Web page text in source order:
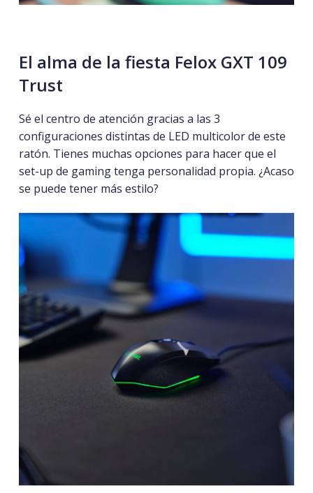
El alma de la fiesta Felox GXT 109
Trust
Sé el centro de atención gracias a las 3
configuraciones distintas de LED multicolor de este
ratón. Tienes muchas opciones para hacer que el
set-up de gaming tenga personalidad propia. ¿Acaso
se puede tener más estilo?